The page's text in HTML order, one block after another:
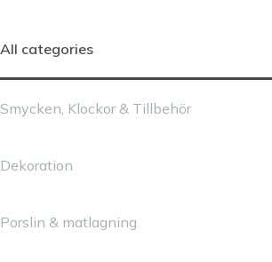
All categories
Smycken, Klockor & Tillbehör
Dekoration
Porslin & matlagning